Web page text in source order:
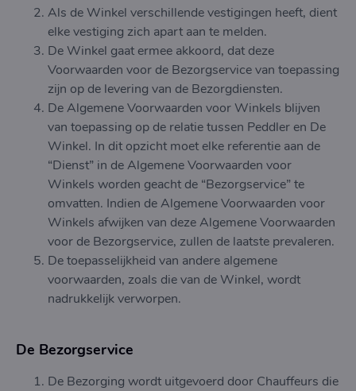
Als de Winkel verschillende vestigingen heeft, dient
elke vestiging zich apart aan te melden.
De Winkel gaat ermee akkoord, dat deze
Voorwaarden voor de Bezorgservice van toepassing
zijn op de levering van de Bezorgdiensten.
De Algemene Voorwaarden voor Winkels blijven
van toepassing op de relatie tussen Peddler en De
Winkel. In dit opzicht moet elke referentie aan de
“Dienst” in de Algemene Voorwaarden voor
Winkels worden geacht de “Bezorgservice” te
omvatten. Indien de Algemene Voorwaarden voor
Winkels afwijken van deze Algemene Voorwaarden
voor de Bezorgservice, zullen de laatste prevaleren.
De toepasselijkheid van andere algemene
voorwaarden, zoals die van de Winkel, wordt
nadrukkelijk verworpen.
De Bezorgservice
De Bezorging wordt uitgevoerd door Chauffeurs die